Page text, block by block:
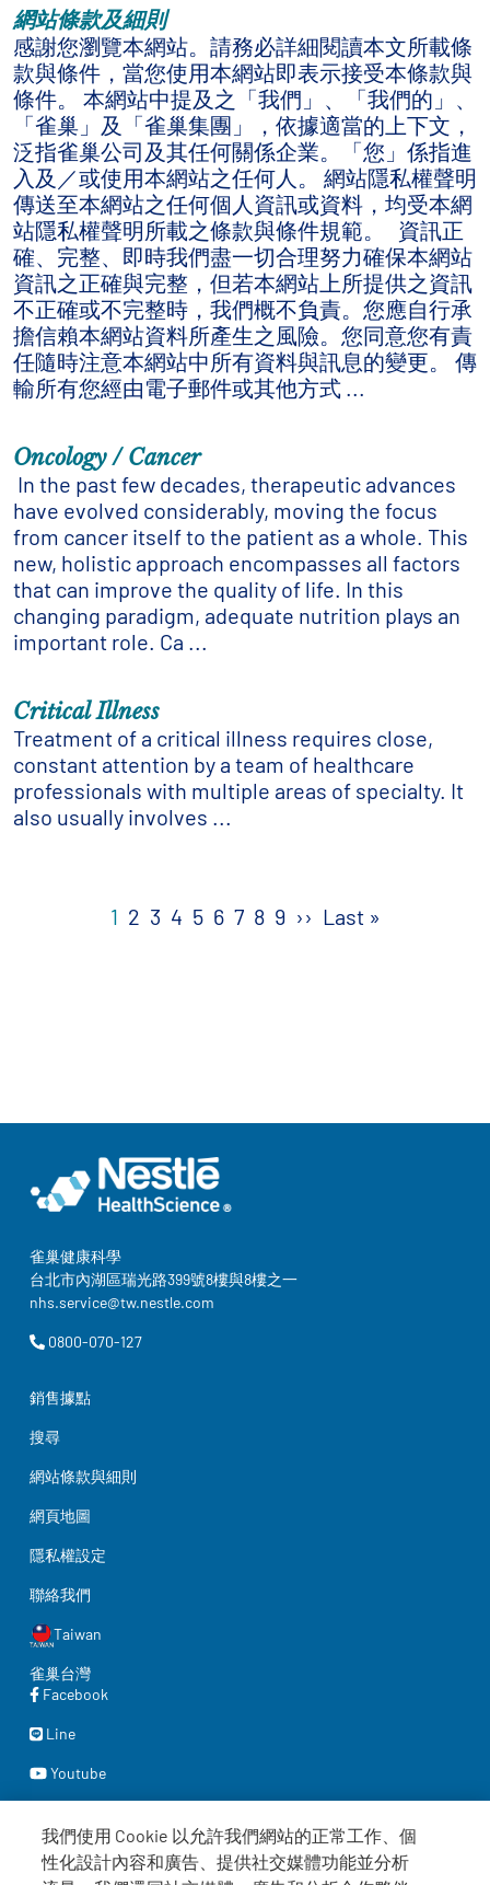
網站條款及細則
感謝您瀏覽本網站。請務必詳細閱讀本文所載條
款與條件，當您使用本網站即表示接受本條款與
條件。 本網站中提及之「我們」、「我們的」、
「雀巢」及「雀巢集團」，依據適當的上下文，
泛指雀巢公司及其任何關係企業。「您」係指進
入及／或使用本網站之任何人。 網站隱私權聲明
傳送至本網站之任何個人資訊或資料，均受本網
站隱私權聲明所載之條款與條件規範。 資訊正
確、完整、即時我們盡一切合理努力確保本網站
資訊之正確與完整，但若本網站上所提供之資訊
不正確或不完整時，我們概不負責。您應自行承
擔信賴本網站資料所產生之風險。您同意您有責
任隨時注意本網站中所有資料與訊息的變更。 傳
輸所有您經由電子郵件或其他方式 ...
Oncology / Cancer
In the past few decades, therapeutic advances
have evolved considerably, moving the focus
from cancer itself to the patient as a whole. This
new, holistic approach encompasses all factors
that can improve the quality of life. In this
changing paradigm, adequate nutrition plays an
important role. Ca ...
Critical Illness
Treatment of a critical illness requires close,
constant attention by a team of healthcare
professionals with multiple areas of specialty. It
also usually involves ...
Pagination
1 2 3 4 5 6 7 8 9 ›› Next page
Last »
雀巢健康科學
台北市內湖區瑞光路399號8樓與8樓之一
nhs.service@tw.nestle.com
0800-070-127
Legal
銷售據點
搜尋
網站條款與細則
網頁地圖
隱私權設定
聯絡我們
Taiwan
雀巢台灣
Facebook
Line
Youtube
我們使用 Cookie 以允許我們網站的正常工作、個
性化設計內容和廣告、提供社交媒體功能並分析